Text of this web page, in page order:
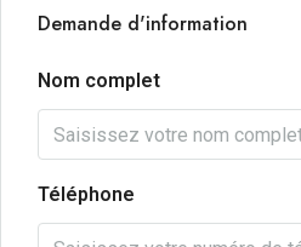
Demande d'information
Nom complet
Téléphone